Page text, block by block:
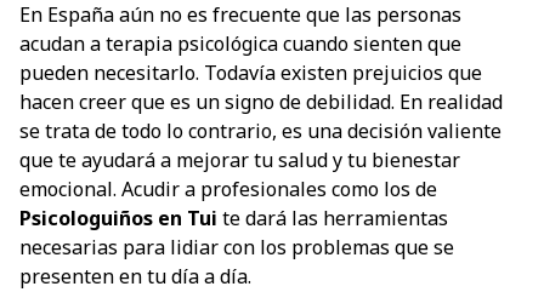
En España aún no es frecuente que las personas
acudan a terapia psicológica cuando sienten que
pueden necesitarlo. Todavía existen prejuicios que
hacen creer que es un signo de debilidad. En realidad
se trata de todo lo contrario, es una decisión valiente
que te ayudará a mejorar tu salud y tu bienestar
emocional. Acudir a profesionales como los de
Psicologuiños en Tui te dará las herramientas
necesarias para lidiar con los problemas que se
presenten en tu día a día.